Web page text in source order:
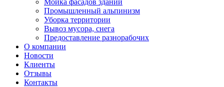
Промышленный альпинизм
Уборка территории
Вывоз мусора, снега
Предоставление разнорабочих
О компании
Новости
Клиенты
Отзывы
Контакты